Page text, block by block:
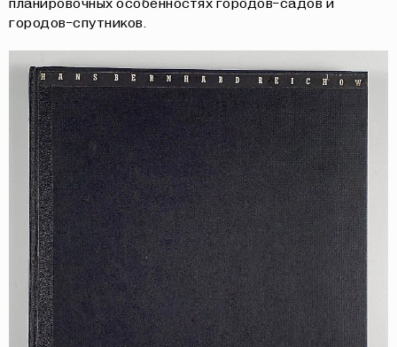
планировочных особенностях городов-садов и
городов-спутников.